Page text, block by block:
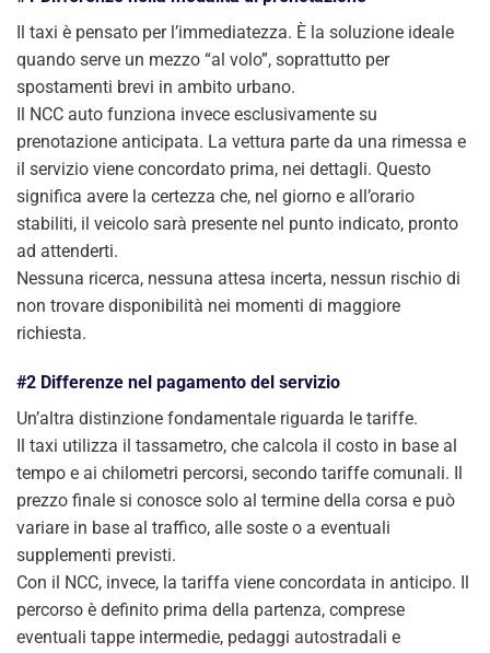
Il taxi è pensato per l’immediatezza. È la soluzione ideale
quando serve un mezzo “al volo”, soprattutto per
spostamenti brevi in ambito urbano.
Il NCC auto funziona invece esclusivamente su
prenotazione anticipata. La vettura parte da una rimessa e
il servizio viene concordato prima, nei dettagli. Questo
significa avere la certezza che, nel giorno e all’orario
stabiliti, il veicolo sarà presente nel punto indicato, pronto
ad attenderti.
Nessuna ricerca, nessuna attesa incerta, nessun rischio di
non trovare disponibilità nei momenti di maggiore
richiesta.
#2 Differenze nel pagamento del servizio
Un’altra distinzione fondamentale riguarda le tariffe.
Il taxi utilizza il tassametro, che calcola il costo in base al
tempo e ai chilometri percorsi, secondo tariffe comunali. Il
prezzo finale si conosce solo al termine della corsa e può
variare in base al traffico, alle soste o a eventuali
supplementi previsti.
Con il NCC, invece, la tariffa viene concordata in anticipo. Il
percorso è definito prima della partenza, comprese
eventuali tappe intermedie, pedaggi autostradali e